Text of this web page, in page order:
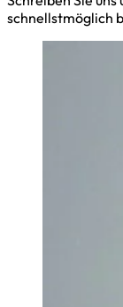
schnellstmöglich